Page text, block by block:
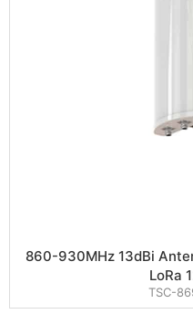
860-930MHz 13dBi
LoRa
TSC-